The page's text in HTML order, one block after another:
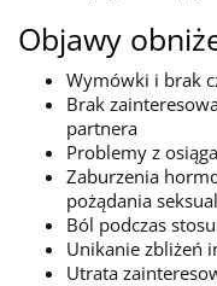
Objawy
Wymówki i brak
Brak
partnera
Problemy z
Zaburzenia
pożądania
Ból podczas
Unikanie zbliżeń
Utrata